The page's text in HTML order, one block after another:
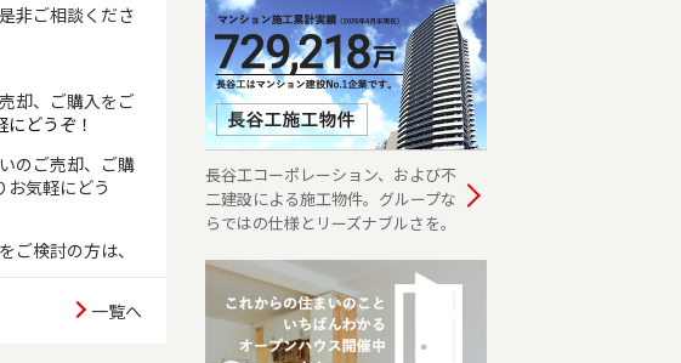
非ご相談くださ
却、ご購入をご
どうぞ！
のご売却、ご購
気軽にどう
検討の方は、
まいのご売却、
一覧へ
長谷工コーポレーション、および不
二建設による施工物件。グループな
らではの仕様とリーズナブルさを。